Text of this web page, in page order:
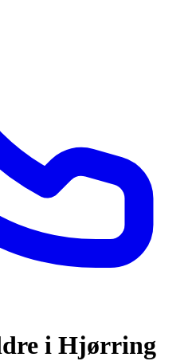
i Hjørring